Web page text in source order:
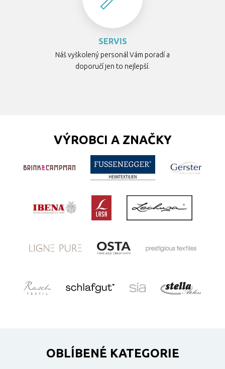
SERVIS
Náš vyškolený personál Vám poradí a
doporučí jen to nejlepší.
VÝROBCI A ZNAČKY
OBLÍBENÉ KATEGORIE